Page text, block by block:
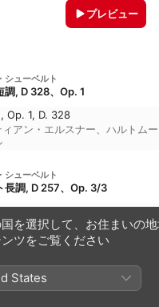
プレビュー
シューベルト
調, D 328、Op. 1
Op. 1, D. 328
アン・エルスナー、 ハルトムー
シューベルト
長調, D 257、Op. 3/3
Op. 3, No. 3, D. 257
・シュライアー 、 コンラート・
Studio ensemble
シューベルト
長調, D 827、Op. 43/2
を選択して、お住まいの
ツをご覧ください
States